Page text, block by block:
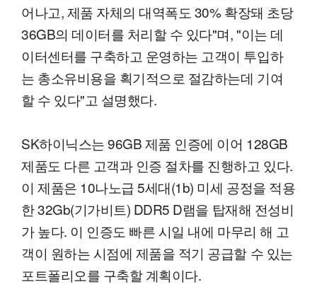
어나고, 제품 자체의 대역폭도 30% 확장돼 초당
36GB의 데이터를 처리할 수 있다"며, "이는 데
이터센터를 구축하고 운영하는 고객이 투입하
는 총소유비용을 획기적으로 절감하는데 기여
할 수 있다"고 설명했다.
SK하이닉스는 96GB 제품 인증에 이어 128GB
제품도 다른 고객과 인증 절차를 진행하고 있다.
이 제품은 10나노급 5세대(1b) 미세 공정을 적용
한 32Gb(기가비트) DDR5 D램을 탑재해 전성비
가 높다. 이 인증도 빠른 시일 내에 마무리 해 고
객이 원하는 시점에 제품을 적기 공급할 수 있는
포트폴리오를 구축할 계획이다.